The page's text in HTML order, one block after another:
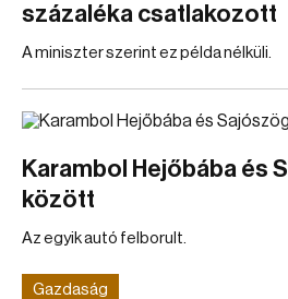
százaléka csatlakozott
A miniszter szerint ez példa nélküli.
Karambol Hejőbába és
között
Az egyik autó felborult.
Gazdaság